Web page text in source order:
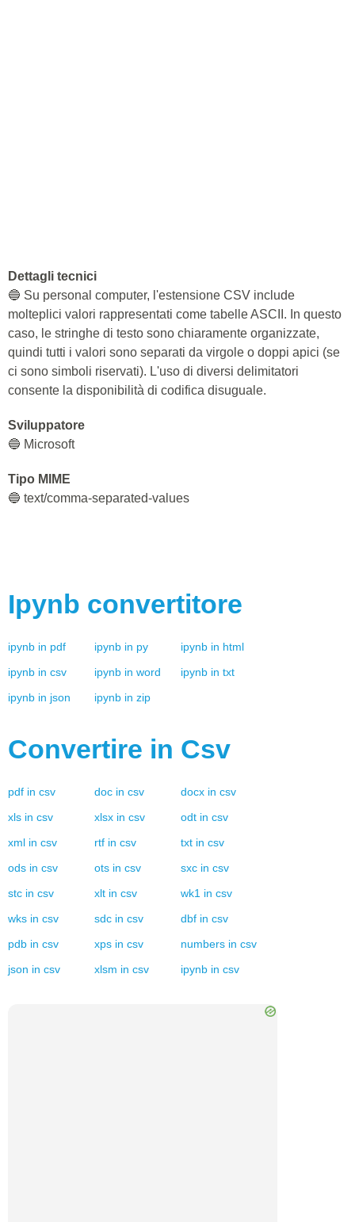
Dettagli tecnici
🔵 Su personal computer, l'estensione CSV include
molteplici valori rappresentati come tabelle ASCII. In questo
caso, le stringhe di testo sono chiaramente organizzate,
quindi tutti i valori sono separati da virgole o doppi apici (se
ci sono simboli riservati). L'uso di diversi delimitatori
consente la disponibilità di codifica disuguale.
Sviluppatore
🔵 Microsoft
Tipo MIME
🔵 text/comma-separated-values
Ipynb convertitore
ipynb in pdf ipynb in py ipynb in html
ipynb in csv ipynb in word ipynb in txt
ipynb in json ipynb in zip
Convertire in Csv
pdf in csv doc in csv docx in csv
xls in csv xlsx in csv odt in csv
xml in csv rtf in csv txt in csv
ods in csv ots in csv sxc in csv
stc in csv xlt in csv wk1 in csv
wks in csv sdc in csv dbf in csv
pdb in csv xps in csv numbers in csv
json in csv xlsm in csv ipynb in csv